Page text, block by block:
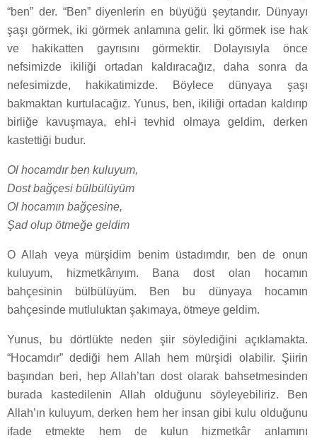
“ben” der. “Ben” diyenlerin en büyüğü şeytandır. Dünyayı
şaşı görmek, iki görmek anlamına gelir. İki görmek ise hak
ve hakikatten gayrısını görmektir. Dolayısıyla önce
nefsimizde ikiliği ortadan kaldıracağız, daha sonra da
nefesimizde, hakikatimizde. Böylece dünyaya şaşı
bakmaktan kurtulacağız. Yunus, ben, ikiliği ortadan kaldırıp
birliğe kavuşmaya, ehl-i tevhid olmaya geldim, derken
kastettiği budur.
Ol hocamdır ben kuluyum,
Dost bağçesi bülbülüyüm
Ol hocamın bağçesine,
Şad olup ötmeğe geldim
O Allah veya mürşidim benim üstadımdır, ben de onun
kuluyum, hizmetkârıyım. Bana dost olan hocamın
bahçesinin bülbülüyüm. Ben bu dünyaya hocamın
bahçesinde mutluluktan şakımaya, ötmeye geldim.
Yunus, bu dörtlükte neden şiir söylediğini açıklamakta.
“Hocamdır” dediği hem Allah hem mürşidi olabilir. Şiirin
başından beri, hep Allah’tan dost olarak bahsetmesinden
burada kastedilenin Allah olduğunu söyleyebiliriz. Ben
Allah’ın kuluyum, derken hem her insan gibi kulu olduğunu
ifade etmekte hem de kulun hizmetkâr anlamını